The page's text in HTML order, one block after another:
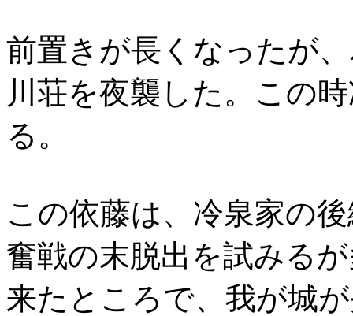
前置きが長くなったが
川荘を夜襲した。この
る。
この依藤は、冷泉家の
奮戦の末脱出を試みる
来たところで、我が城